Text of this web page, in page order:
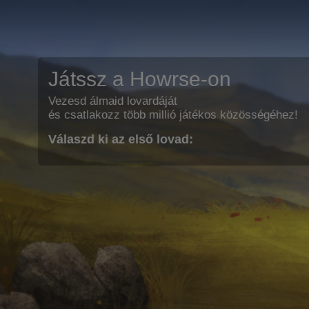
Játssz a Howrse-on
Vezesd álmaid lovardáját
és csatlakozz több millió játékos közösségéhez!
Válaszd ki az első lovad: